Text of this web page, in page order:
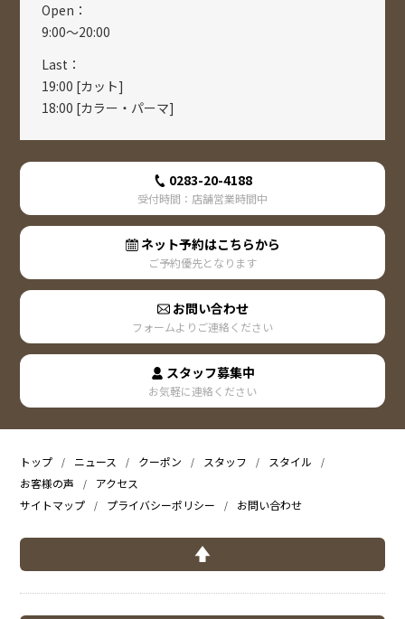
Open：
9:00～20:00
Last：
19:00 [カット]
18:00 [カラー・パーマ]
0283-20-4188
受付時間：店舗営業時間中
ネット予約はこちらから
ご予約優先となります
お問い合わせ
フォームよりご連絡ください
スタッフ募集中
お気軽に連絡ください
トップ ニュース クーポン スタッフ
スタイル
お客様の声
アクセス
サイトマップ
プライバシーポリシー お問い合わせ